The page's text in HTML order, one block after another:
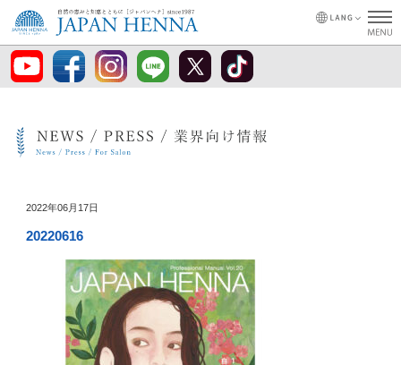
2022年06月17日
20220616